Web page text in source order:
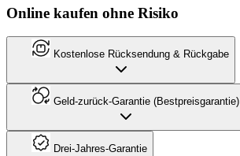
Online kaufen ohne Risiko
Kostenlose Rücksendung & Rückgabe
Geld-zurück-Garantie (Bestpreisgarantie)
Drei-Jahres-Garantie